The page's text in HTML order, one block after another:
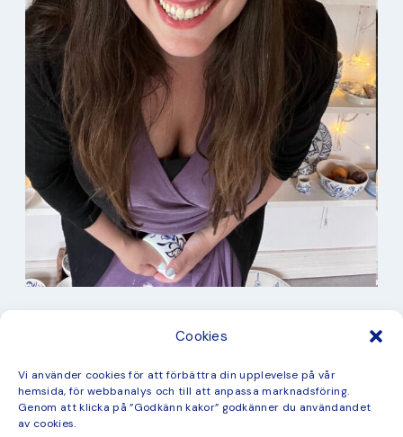
Cookies
Vi använder cookies för att förbättra din upplevelse på vår
hemsida, för webbanalys och till att anpassa marknadsföring.
Genom att klicka på ”Godkänn kakor” godkänner du användandet
av cookies.
Kurser
Måleri
mina favorit recept
Mönster